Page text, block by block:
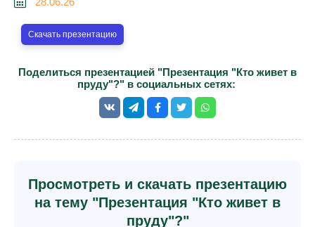
Скачать презентацию
Поделиться презентацией "Презентация "Кто живет в
пруду"?" в социальных сетях:
Просмотреть и скачать презентацию
на тему "Презентация "Кто живет в
пруду"?"